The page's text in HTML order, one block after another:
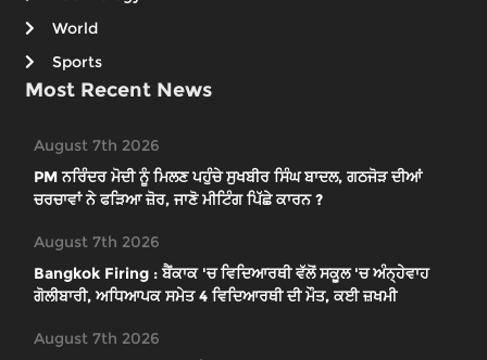
World
Sports
Most Recent News
August 7th 2026
PM ਨਰਿੰਦਰ ਮੋਦੀ ਨੂੰ ਮਿਲਣ ਪਹੁੰਚੇ ਸੁਖਬੀਰ ਸਿੰਘ ਬਾਦਲ, ਗਠਜੋੜ ਦੀਆਂ
ਚਰਚਾਵਾਂ ਨੇ ਫੜਿਆ ਜ਼ੋਰ, ਜਾਣੋ ਮੀਟਿੰਗ ਪਿੱਛੇ ਕਾਰਨ ?
August 7th 2026
Bangkok Firing : ਬੈਂਕਾਕ 'ਚ ਵਿਦਿਆਰਥੀ ਵੱਲੋਂ ਸਕੂਲ 'ਚ ਅੰਨ੍ਹੇਵਾਹ
ਗੋਲੀਬਾਰੀ, ਅਧਿਆਪਕ ਸਮੇਤ 4 ਵਿਦਿਆਰਥੀ ਦੀ ਮੌਤ, ਕਈ ਜ਼ਖਮੀ
August 7th 2026